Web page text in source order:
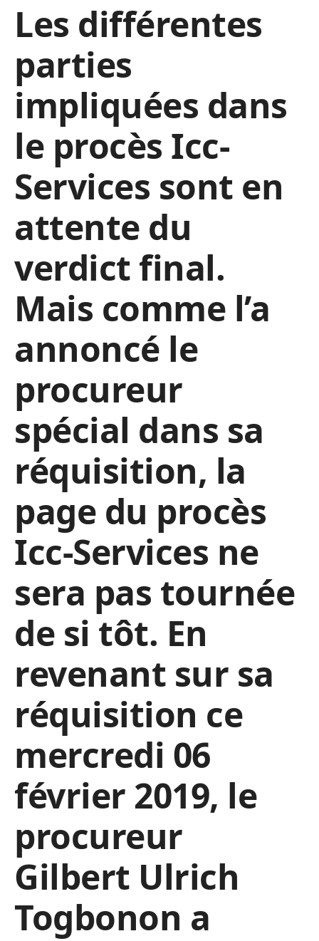
Les différentes
parties
impliquées dans
le procès Icc-
Services sont en
attente du
verdict final.
Mais comme l’a
annoncé le
procureur
spécial dans sa
réquisition, la
page du procès
Icc-Services ne
sera pas tournée
de si tôt. En
revenant sur sa
réquisition ce
mercredi 06
février 2019, le
procureur
Gilbert Ulrich
Togbonon a